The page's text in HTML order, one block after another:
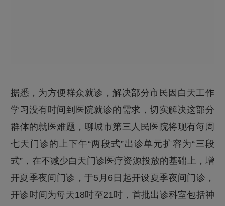
据悉，为方便群众就诊，解决部分市民因白天工作
学习没有时间到医院就诊的需求，切实解决这部分
群体的就医难题，聊城市第三人民医院将现有每周
七天门诊的上下午“两段式”出诊单元扩容为“三段
式”，在不减少白天门诊医疗资源投放的基础上，增
开夏季夜间门诊，于5月6日起开设夏季夜间门诊，
开诊时间为每天18时至21时，首批出诊科室包括神